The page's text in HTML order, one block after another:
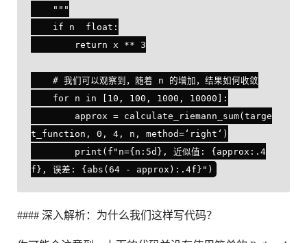
t_function, 0, 4, n, method=‘right‘)
#### 深入解析：为什么我们这样写代码？